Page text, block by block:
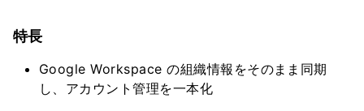
特長
Google Workspace の組織情報をそのまま同期
し、アカウント管理を一本化